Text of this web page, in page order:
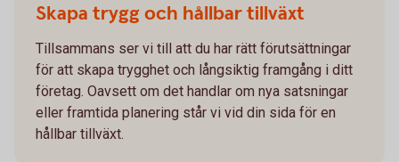
Skapa trygg och hållbar tillväxt
Tillsammans ser vi till att du har rätt förutsättningar
för att skapa trygghet och långsiktig framgång i ditt
företag. Oavsett om det handlar om nya satsningar
eller framtida planering står vi vid din sida för en
hållbar tillväxt.